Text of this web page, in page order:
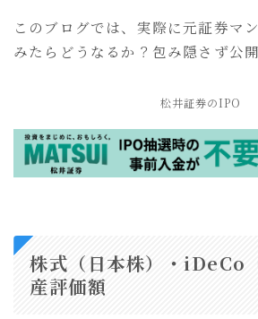
このブログでは、実際に元証券マ
みたらどうなるか？包み隠さず公
松井証券のIPO
株式（日本株）・iDeCo
産評価額